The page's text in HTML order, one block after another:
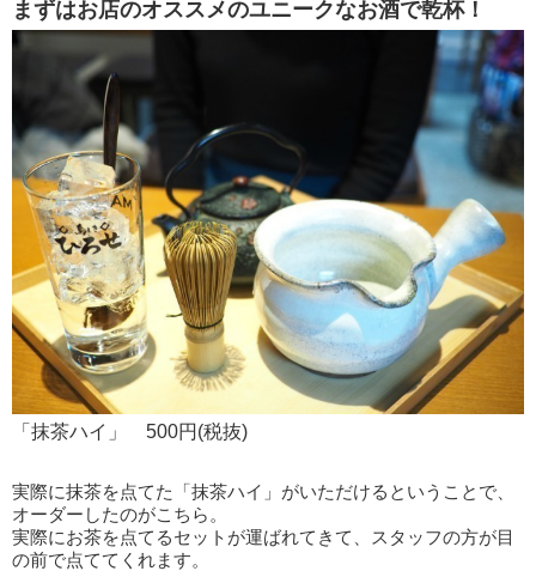
まずはお店のオススメのユニークなお酒で乾杯！
「抹茶ハイ」 500円(税抜)
実際に抹茶を点てた「抹茶ハイ」がいただけるということで、
オーダーしたのがこちら。
実際にお茶を点てるセットが運ばれてきて、スタッフの方が目
の前で点ててくれます。